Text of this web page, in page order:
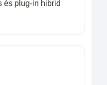
és plug-in hibrid